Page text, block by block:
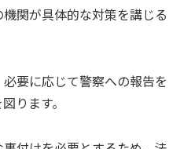
関が具体的な対策を講じる
要に応じて警察への報告を
ります。